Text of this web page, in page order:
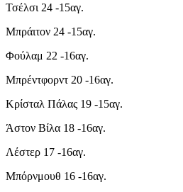
Τσέλσι 24 -15αγ.
Μπράιτον 24 -15αγ.
Φούλαμ 22 -16αγ.
Μπρέντφορντ 20 -16αγ.
Κρίσταλ Πάλας 19 -15αγ.
Άστον Βίλα 18 -16αγ.
Λέστερ 17 -16αγ.
Μπόρνμουθ 16 -16αγ.